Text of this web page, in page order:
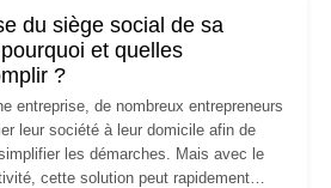
du siège social de sa
et quelles
?
entreprise, de nombreux entrepreneurs
leur société à leur domicile afin de
les démarches. Mais avec le
cette solution peut rapidement